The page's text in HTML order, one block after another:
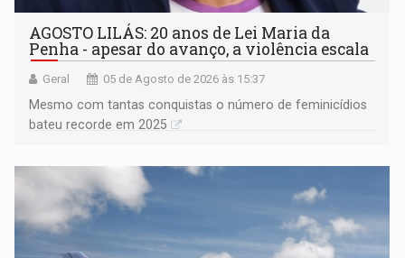
AGOSTO LILÁS: 20 anos de Lei Maria da
Penha - apesar do avanço, a violência escala
Geral 05 de Agosto de 2026 às 15:37
Mesmo com tantas conquistas o número de feminicídios
bateu recorde em 2025